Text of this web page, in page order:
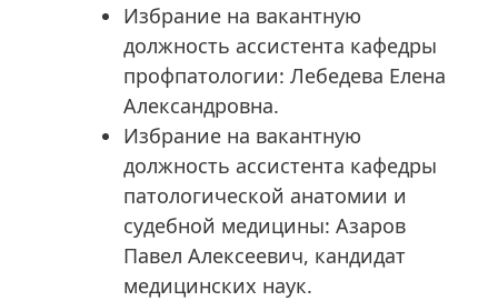
Избрание на вакантную
должность ассистента кафедры
профпатологии: Лебедева Елена
Александровна.
Избрание на вакантную
должность ассистента кафедры
патологической анатомии и
судебной медицины: Азаров
Павел Алексеевич, кандидат
медицинских наук.